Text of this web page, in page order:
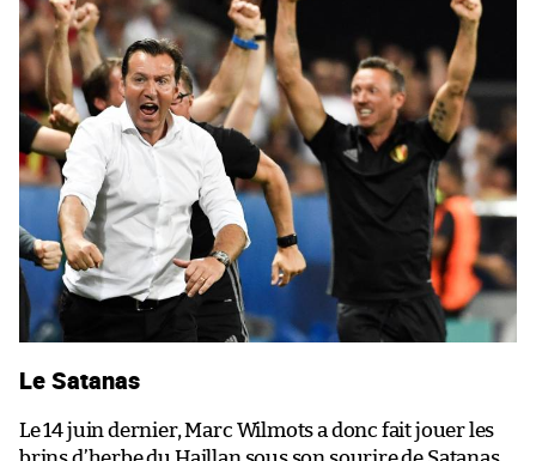
Le Satanas
Le 14 juin dernier, Marc Wilmots a donc fait jouer les